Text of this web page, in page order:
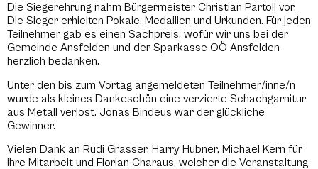
Die Siegerehrung nahm Bürgermeister Christian Partoll vor.
Die Sieger erhielten Pokale, Medaillen und Urkunden. Für jeden
Teilnehmer gab es einen Sachpreis, wofür wir uns bei der
Gemeinde Ansfelden und der Sparkasse OÖ Ansfelden
herzlich bedanken.
Unter den bis zum Vortag angemeldeten Teilnehmer/inne/n
wurde als kleines Dankeschön eine verzierte Schachgarnitur
aus Metall verlost. Jonas Bindeus war der glückliche
Gewinner.
Vielen Dank an Rudi Grasser, Harry Hubner, Michael Kern für
ihre Mitarbeit und Florian Charaus, welcher die Veranstaltung